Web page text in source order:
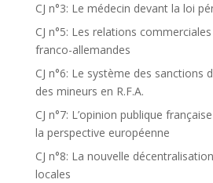
CJ n°3: Le médecin devant la loi
CJ n°5: Les relations
franco-allemandes
CJ n°6: Le système des sanctions
des mineurs en R.F.A.
CJ n°7: L’opinion publique
la perspective européenne
CJ n°8: La nouvelle
locales